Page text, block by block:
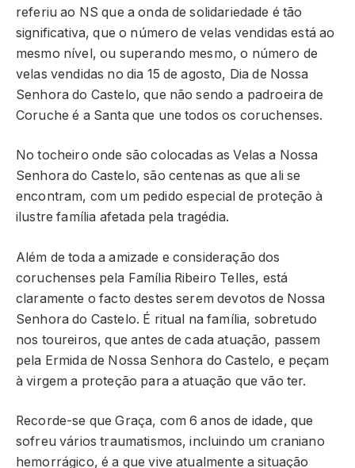
referiu ao NS que a onda de solidariedade é tão
significativa, que o número de velas vendidas está ao
mesmo nível, ou superando mesmo, o número de
velas vendidas no dia 15 de agosto, Dia de Nossa
Senhora do Castelo, que não sendo a padroeira de
Coruche é a Santa que une todos os coruchenses.
No tocheiro onde são colocadas as Velas a Nossa
Senhora do Castelo, são centenas as que ali se
encontram, com um pedido especial de proteção à
ilustre família afetada pela tragédia.
Além de toda a amizade e consideração dos
coruchenses pela Família Ribeiro Telles, está
claramente o facto destes serem devotos de Nossa
Senhora do Castelo. É ritual na família, sobretudo
nos toureiros, que antes de cada atuação, passem
pela Ermida de Nossa Senhora do Castelo, e peçam
à virgem a proteção para a atuação que vão ter.
Recorde-se que Graça, com 6 anos de idade, que
sofreu vários traumatismos, incluindo um craniano
hemorrágico, é a que vive atualmente a situação